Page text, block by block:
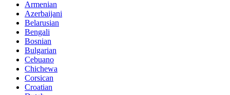
Armenian
Azerbaijani
Belarusian
Bengali
Bosnian
Bulgarian
Cebuano
Chichewa
Corsican
Croatian